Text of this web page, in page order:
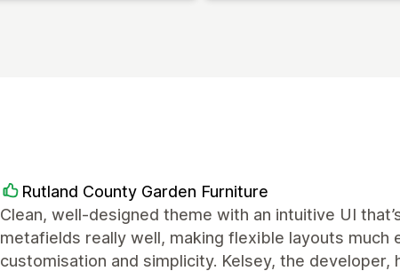
Rutland County Garden Furniture
Clean, well-designed theme with an intuitive UI
metafields really well, making flexible layouts much
customisation and simplicity. Kelsey, the